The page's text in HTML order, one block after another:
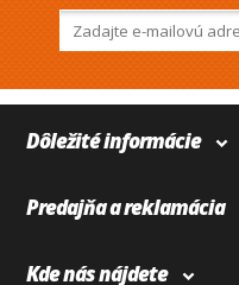
Dôležité informácie
Predajňa a reklamácia
Kde nás nájdete